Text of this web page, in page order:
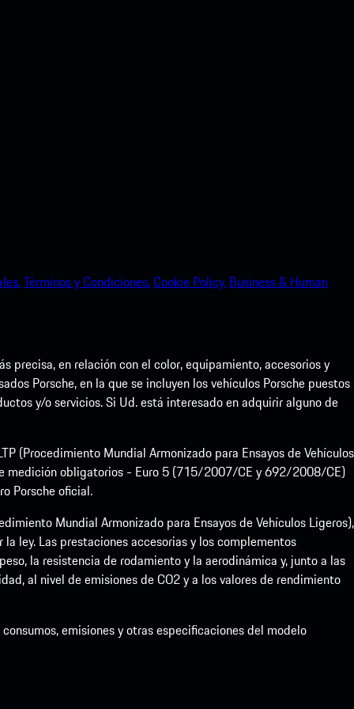
Términos y Condiciones.Cookie Policy. Business & Human
precisa, en relación con el color, equipamiento, accesorios y
Porsche, en la que se incluyen los vehículos Porsche puestos
y/o servicios. Si Ud. está interesado en adquirir alguno de
(Procedimiento Mundial Armonizado para Ensayos de Vehículos
medición obligatorios - Euro 5 (715/2007/CE y 692/2008/CE)
Porsche oficial.
Mundial Armonizado para Ensayos de Vehículos Ligeros),
ley. Las prestaciones accesorias y los complementos
la resistencia de rodamiento y la aerodinámica y, junto a las
al nivel de emisiones de CO2 y a los valores de rendimiento
emisiones y otras especificaciones del modelo